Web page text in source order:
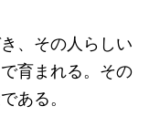
、その人らしい
育まれる。その
ある。